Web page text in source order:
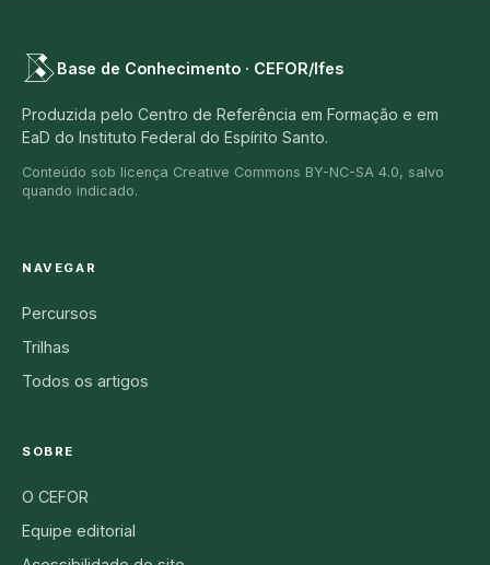
Base de Conhecimento · CEFOR/Ifes
Produzida pelo Centro de Referência em Formação e em
EaD do Instituto Federal do Espírito Santo.
Conteúdo sob licença Creative Commons BY-NC-SA 4.0, salvo
quando indicado.
NAVEGAR
Percursos
Trilhas
Todos os artigos
SOBRE
O CEFOR
Equipe editorial